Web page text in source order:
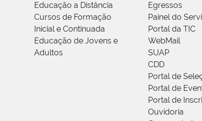
Educação a Distância
Cursos de Formação
Inicial e Continuada
Educação de Jovens e
Adultos
Egressos
Painel do
Portal da TIC
WebMail
SUAP
CDD
Portal de
Portal de
Portal de
Ouvidoria